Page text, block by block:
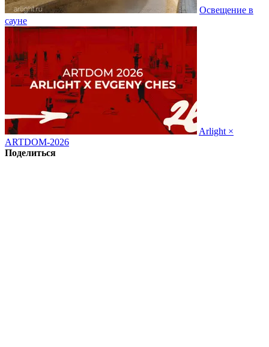
Освещение в
сауне
Arlight ×
ARTDOM-2026
Поделиться